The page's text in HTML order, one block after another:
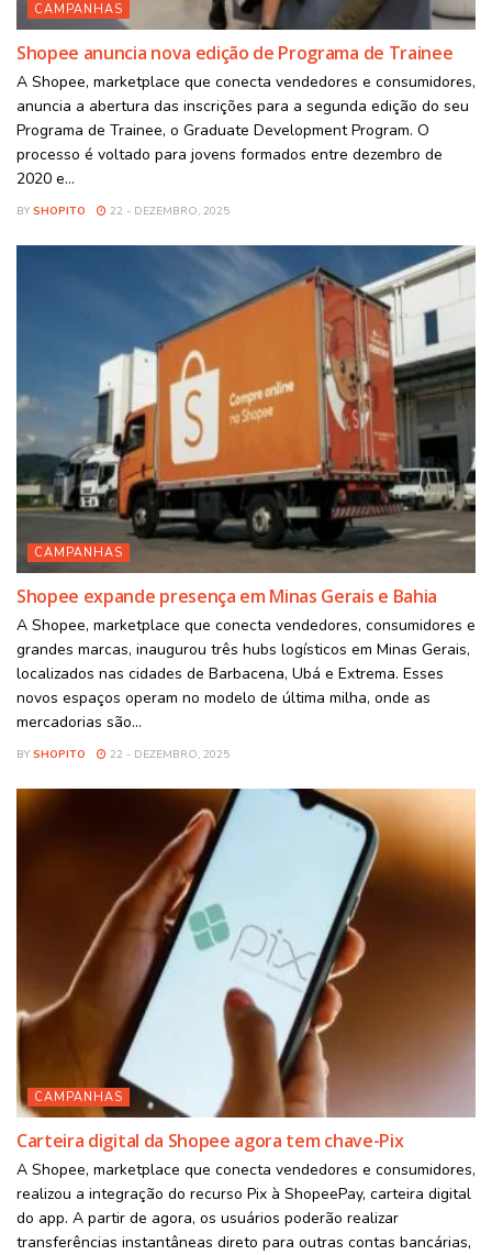
CAMPANHAS
Shopee anuncia nova edição de Programa de Trainee
A Shopee, marketplace que conecta vendedores e consumidores,
anuncia a abertura das inscrições para a segunda edição do seu
Programa de Trainee, o Graduate Development Program. O
processo é voltado para jovens formados entre dezembro de
2020 e...
BY SHOPITO 22 - DEZEMBRO, 2025
CAMPANHAS
Shopee expande presença em Minas Gerais e Bahia
A Shopee, marketplace que conecta vendedores, consumidores e
grandes marcas, inaugurou três hubs logísticos em Minas Gerais,
localizados nas cidades de Barbacena, Ubá e Extrema. Esses
novos espaços operam no modelo de última milha, onde as
mercadorias são...
BY SHOPITO 22 - DEZEMBRO, 2025
CAMPANHAS
Carteira digital da Shopee agora tem chave-Pix
A Shopee, marketplace que conecta vendedores e consumidores,
realizou a integração do recurso Pix à ShopeePay, carteira digital
do app. A partir de agora, os usuários poderão realizar
transferências instantâneas direto para outras contas bancárias,